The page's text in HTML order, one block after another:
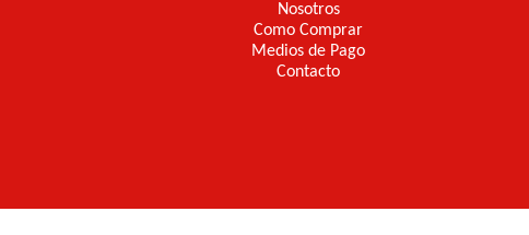
Nosotros
Como Comprar
Medios de Pago
Contacto